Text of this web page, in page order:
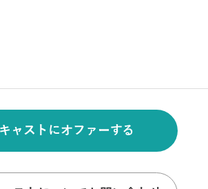
ャストにオファーする